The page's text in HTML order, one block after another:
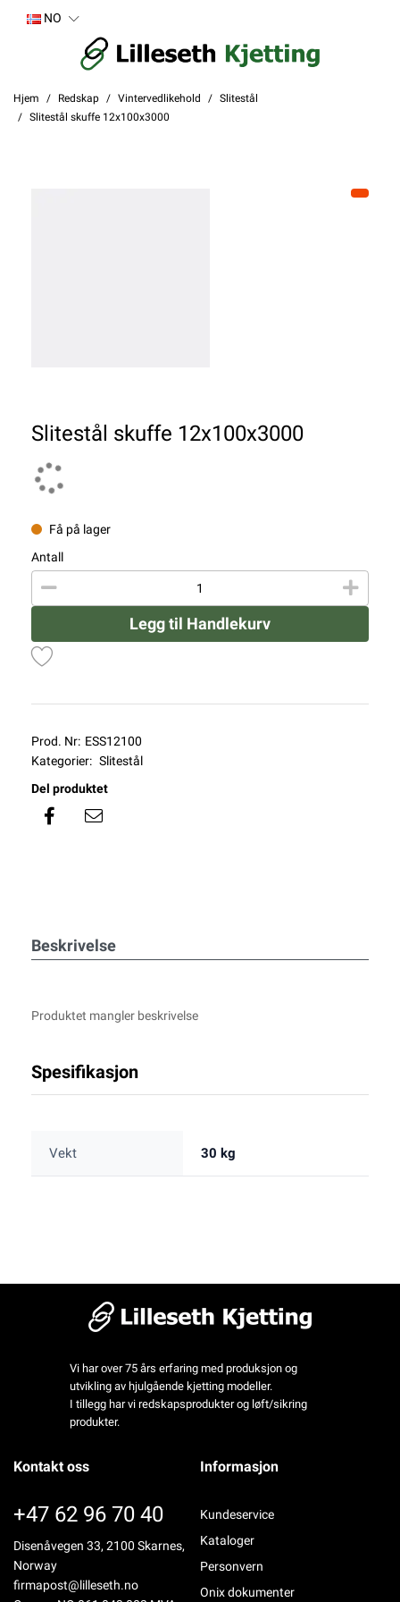
NO
Hjem Redskap Vintervedlikehold
Slitestål
Slitestål skuffe 12x100x3000
Slitestål skuffe 12x100x3000
Få på lager
Antall
Legg til Handlekurv
Prod. Nr: ESS12100
Kategorier: Slitestål
Del produktet
Beskrivelse
Produktet mangler beskrivelse
Spesifikasjon
Vekt 30 kg
Vi har over 75 års erfaring med produksjon og
utvikling av hjulgående kjetting modeller.
I tillegg har vi redskapsprodukter og løft/sikring
produkter.
Kontakt oss
+47 62 96 70 40
Disenåvegen 33, 2100 Skarnes,
Norway
firmapost@lilleseth.no
Informasjon
Kundeservice
Kataloger
Personvern
Onix dokumenter